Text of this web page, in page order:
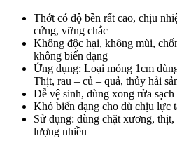
Thớt có độ bền rất cao, chịu
cứng, vững chắc
Không độc hại, không mùi,
không biến dạng
Ứng dụng: Loại mỏng 1cm
Thịt, rau – củ – quả, thủy hải
Dễ vệ sinh, dùng xong rửa
Khó biến dạng cho dù chịu lực
Sử dụng: dùng chặt xương, thịt,
lượng nhiều